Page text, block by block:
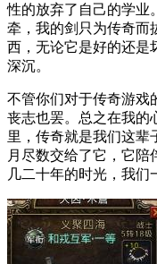
性的放弃了自己的学业
牵，我的剑只为传奇而
西，无论它是好的还是
深沉。
不管你们对于传奇游戏
丧志也罢。总之在我的
里，传奇就是我们这辈
月尽数交给了它，它
几二十年的时光，我们